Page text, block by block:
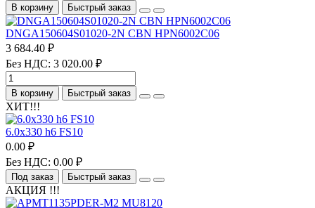
В корзину Быстрый заказ
DNGA150604S01020-2N CBN HPN6002C06
3 684.40 ₽
Без НДС: 3 020.00 ₽
В корзину Быстрый заказ
ХИТ!!!
6.0х330 h6 FS10
0.00 ₽
Без НДС: 0.00 ₽
Под заказ Быстрый заказ
АКЦИЯ !!!